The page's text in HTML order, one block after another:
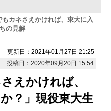
もカネさえかければ、東大に入
の見解
更新日：2021年01月27日 21:25
投稿日：2020年09月20日 15:54
えかければ、
？」現役東大生